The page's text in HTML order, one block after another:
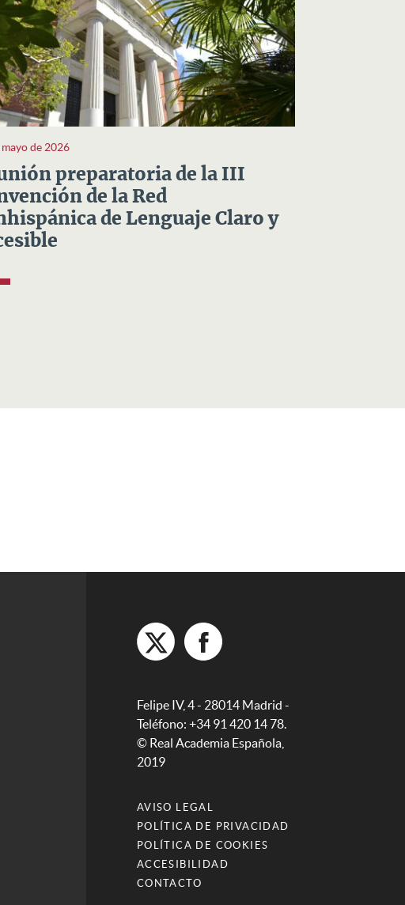
de 2026
preparatoria de la III
de la Red
de Lenguaje Claro y
Felipe IV, 4 - 28014 Madrid -
Teléfono: +34 91 420 14 78.
© Real Academia Española,
2019
AVISO LEGAL
POLÍTICA DE PRIVACIDAD
POLÍTICA DE COOKIES
ACCESIBILIDAD
CONTACTO